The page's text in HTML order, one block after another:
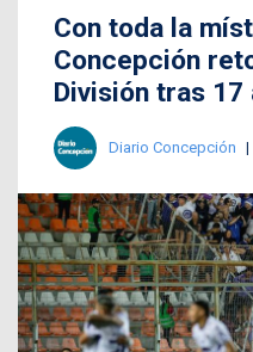
Con toda la
Concepción
División tras 17
Diario Concepción